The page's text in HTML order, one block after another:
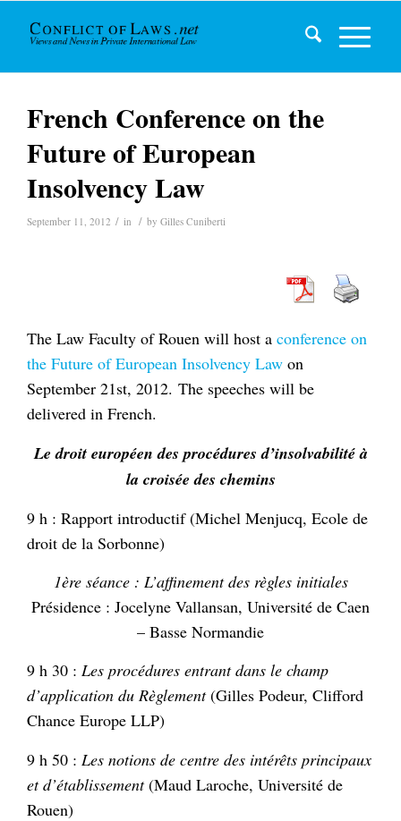
French Conference on the
Future of European
Insolvency Law
September 11, 2012 / in / by Gilles Cuniberti
The Law Faculty of Rouen will host a conference on
the Future of European Insolvency Law on
September 21st, 2012. The speeches will be
delivered in French.
Le droit européen des procédures d’insolvabilité à
la croisée des chemins
9 h : Rapport introductif (Michel Menjucq, Ecole de
droit de la Sorbonne)
1ère séance : L’affinement des règles initiales
Présidence : Jocelyne Vallansan, Université de Caen
– Basse Normandie
9 h 30 : Les procédures entrant dans le champ
d’application du Règlement(Gilles Podeur, Clifford
Chance Europe LLP)
9 h 50 : Les notions de centre des intérêts principaux
et d’établissement(Maud Laroche, Université de
Rouen)